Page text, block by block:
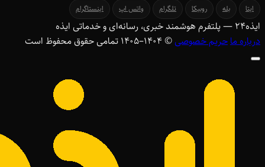
ایتا بله روبیکا تلگرام واتس اپ اینستاگرام
ایذه۲۴ — پلتفرم هوشمند خبری، رسانه‌ای و خدماتی ایذه
درباره ماحریم خصوصی© ۱۴۰۴–1405 تمامی حقوق محفوظ است